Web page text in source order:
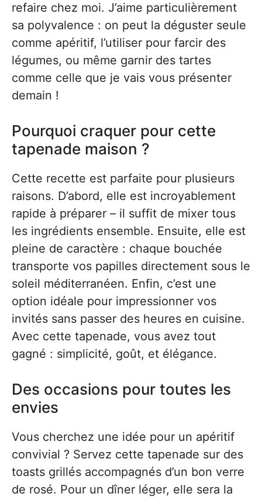
refaire chez moi. J’aime particulièrement
sa polyvalence : on peut la déguster seule
comme apéritif, l’utiliser pour farcir des
légumes, ou même garnir des tartes
comme celle que je vais vous présenter
demain !
Pourquoi craquer pour cette
tapenade maison ?
Cette recette est parfaite pour plusieurs
raisons. D’abord, elle est incroyablement
rapide à préparer – il suffit de mixer tous
les ingrédients ensemble. Ensuite, elle est
pleine de caractère : chaque bouchée
transporte vos papilles directement sous le
soleil méditerranéen. Enfin, c’est une
option idéale pour impressionner vos
invités sans passer des heures en cuisine.
Avec cette tapenade, vous avez tout
gagné : simplicité, goût, et élégance.
Des occasions pour toutes les
envies
Vous cherchez une idée pour un apéritif
convivial ? Servez cette tapenade sur des
toasts grillés accompagnés d’un bon verre
de rosé. Pour un dîner léger, elle sera la